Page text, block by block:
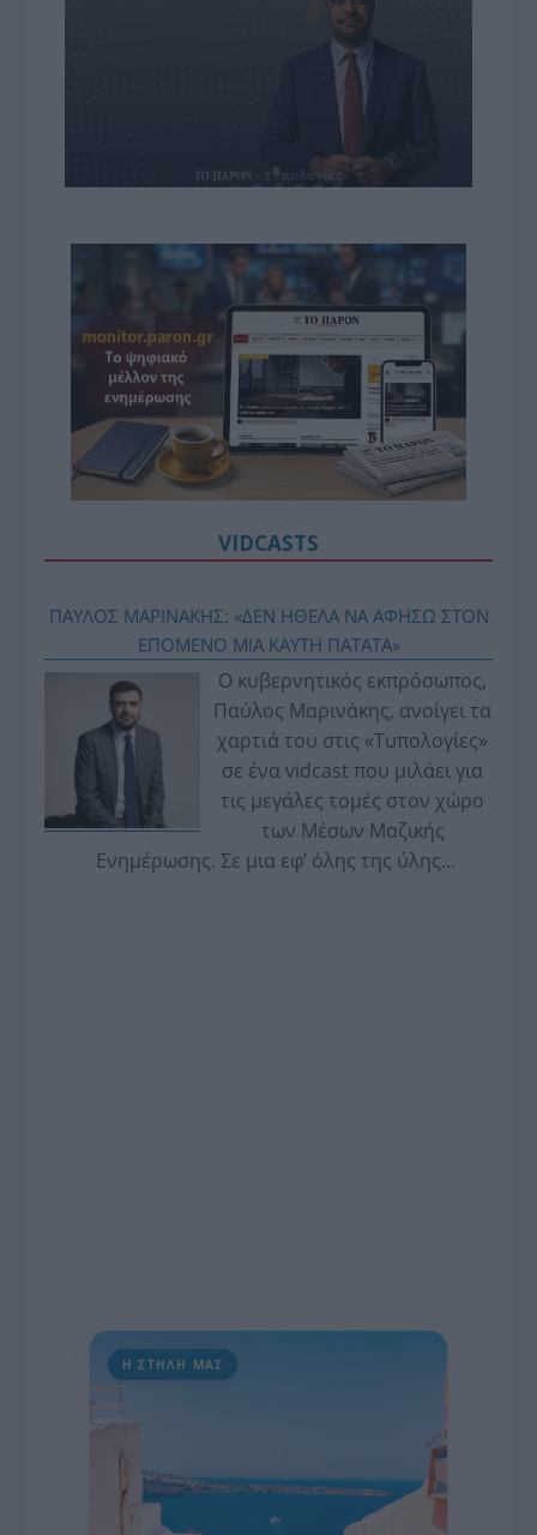
VIDCASTS
ΠΑΥΛΟΣ ΜΑΡΙΝΑΚΗΣ: «ΔΕΝ ΗΘΕΛΑ ΝΑ ΑΦΗΣΩ ΣΤΟΝ
ΕΠΟΜΕΝΟ ΜΙΑ ΚΑΥΤΗ ΠΑΤΑΤΑ»
Ο κυβερνητικός εκπρόσωπος,
Παύλος Μαρινάκης, ανοίγει τα
χαρτιά του στις «Τυπολογίες»
σε ένα vidcast που μιλάει για
τις μεγάλες τομές στον χώρο
των Μέσων Μαζικής
Ενημέρωσης. Σε μια εφ’ όλης της ύλης
Η ΣΤΗΛΗ ΜΑΣ